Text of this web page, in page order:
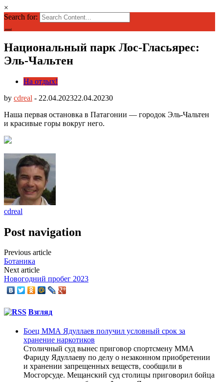
×
Search for:
Национальный парк Лос-Гласьярес:
Эль-Чальтен
На отдых!
by cdreal - 22.04.202322.04.20230
Наша первая остановка в Патагонии — городок Эль-Чальтен
и красивые горы вокруг него.
cdreal
Post navigation
Previous article
Ботаника
Next article
Новогодний пробег 2023
Взгляд
Боец ММА Ядуллаев получил условный срок за
хранение наркотиков
Столичный суд вынес приговор спортсмену ММА
Фариду Ядуллаеву по делу о незаконном приобретении
и хранении запрещенных веществ, сообщили в
Мосгорсуде. Мещанский суд столицы приговорил бойца